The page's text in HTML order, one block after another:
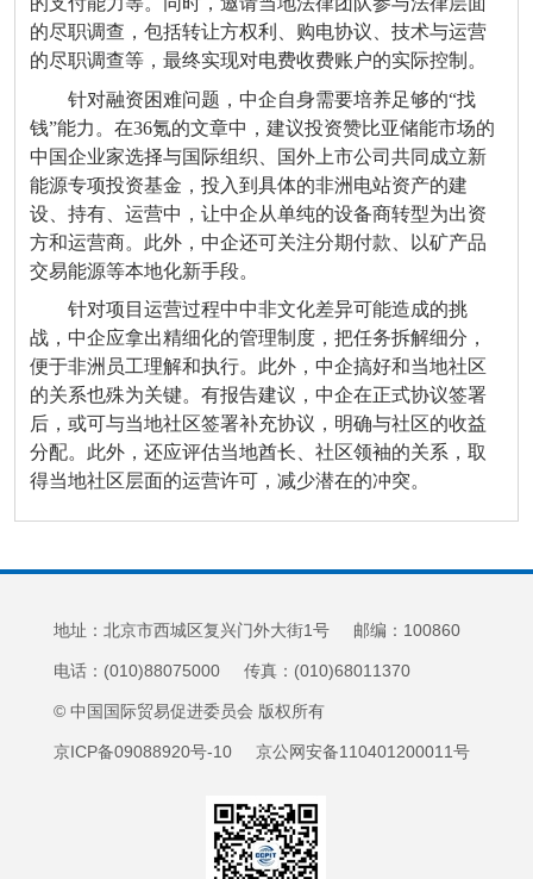
的尽职调查，包括转让方权利、购电协议、技术与运营
的尽职调查等，最终实现对电费收费账户的实际控制。
针对融资困难问题，中企自身需要培养足够的“找
钱”能力。在36氪的文章中，建议投资赞比亚储能市场的
中国企业家选择与国际组织、国外上市公司共同成立新
能源专项投资基金，投入到具体的非洲电站资产的建
设、持有、运营中，让中企从单纯的设备商转型为出资
方和运营商。此外，中企还可关注分期付款、以矿产品
交易能源等本地化新手段。
针对项目运营过程中中非文化差异可能造成的挑
战，中企应拿出精细化的管理制度，把任务拆解细分，
便于非洲员工理解和执行。此外，中企搞好和当地社区
的关系也殊为关键。有报告建议，中企在正式协议签署
后，或可与当地社区签署补充协议，明确与社区的收益
分配。此外，还应评估当地酋长、社区领袖的关系，取
得当地社区层面的运营许可，减少潜在的冲突。
地址：北京市西城区复兴门外大街1号 邮编：100860
电话：(010)88075000 传真：(010)68011370
© 中国国际贸易促进委员会 版权所有
京ICP备09088920号-10 京公网安备110401200011号